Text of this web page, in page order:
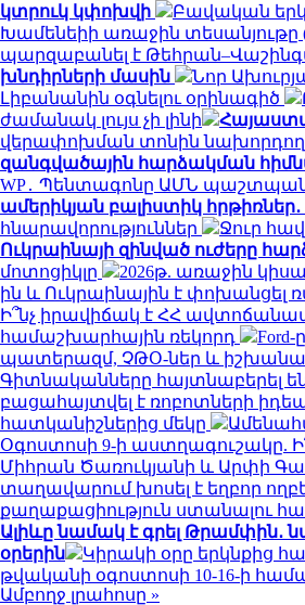
կտրուկ կփոխվի
Բավական
Խամենեիի առաջին տեսանյութը
պարզաբանել է
խնդիրների մասին
Նոր
Լիբանանին օգնելու օրինագիծ
ժամանակ լույս չի լինի
վերափոխման տոնին
զանգվածային հարձակման
WP․ Պենտագոնը ԱՄՆ
ամերիկյան բալիստիկ
հնարավորություններ
Ջուր
Ուկրաինայի զինված ուժերը
մոտոցիկլը
2026թ. առաջին
ին և Ուկրաինային է փոխանցել
Ի՞նչ իրավիճակ է ՀՀ
համաշխարհային ռեկորդ
պատերազմ, ՉԹՕ-ներ և
Գիտնականները հայտնաբերել
բացահայտվել է ռոբոտների
հատկանիշներից մեկը
Օգոստոսի 9-ի աստղագուշակը.
Միհրան Ծառուկյանի և Արփի
տաղավարում խոսել է եղբոր
քաղաքացիություն ստանալու
Ալիևը նամակ է գրել
օրերին
Կիրակի օրը երկնքից
թվականի օգոստոսի 10-16-ի
Ամբողջ լրահոսը »